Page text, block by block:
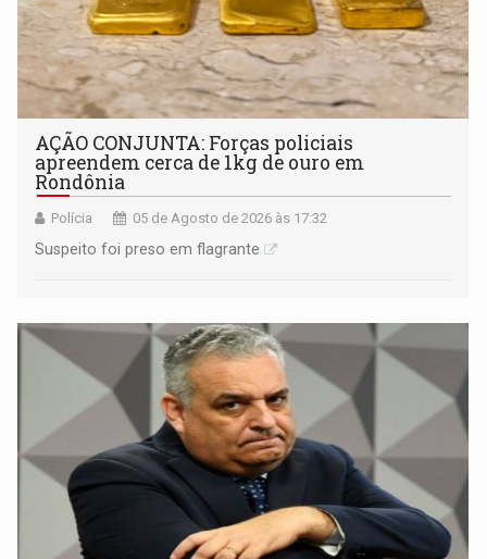
AÇÃO CONJUNTA: Forças policiais
apreendem cerca de 1kg de ouro em
Rondônia
Polícia 05 de Agosto de 2026 às 17:32
Suspeito foi preso em flagrante